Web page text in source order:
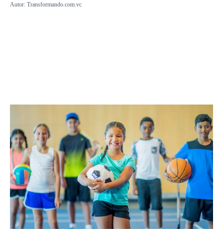
Autor: Transformando.com.vc